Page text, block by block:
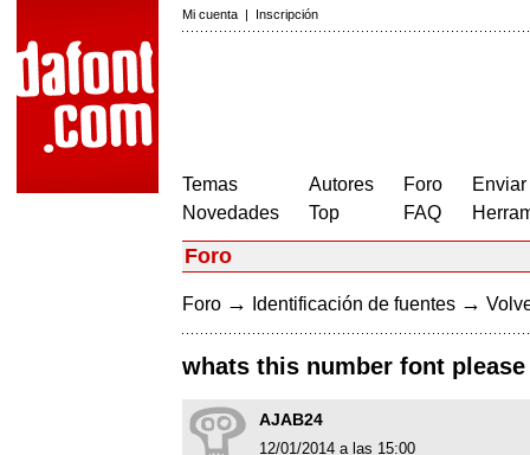
Mi cuenta | Inscripción
Temas
Novedades
Autores
Top
Foro
FAQ
Foro
Foro → Identificación de fuentes →
whats this number font please
AJAB24
12/01/2014 a las 15:00